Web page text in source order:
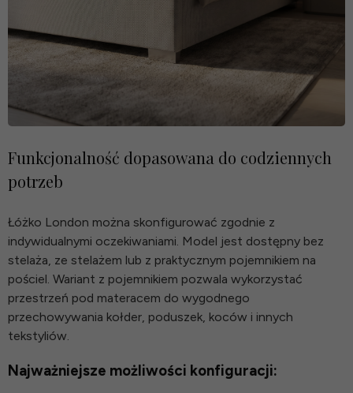
Funkcjonalność dopasowana do codziennych
potrzeb
Łóżko London można skonfigurować zgodnie z
indywidualnymi oczekiwaniami. Model jest dostępny bez
stelaża, ze stelażem lub z praktycznym pojemnikiem na
pościel. Wariant z pojemnikiem pozwala wykorzystać
przestrzeń pod materacem do wygodnego
przechowywania kołder, poduszek, koców i innych
tekstyliów.
Najważniejsze możliwości konfiguracji: